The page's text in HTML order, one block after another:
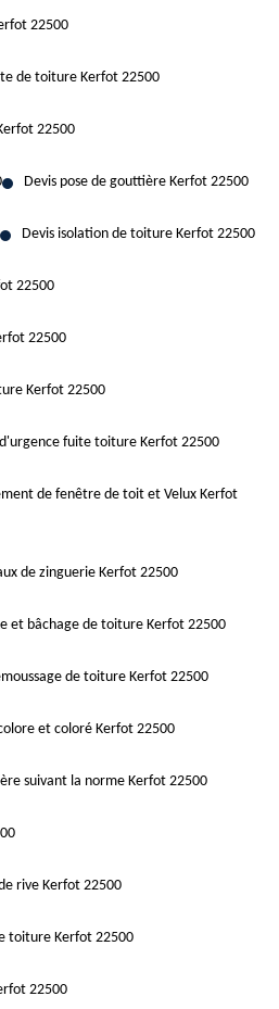
22500
de toiture Kerfot 22500
22500
Devis pose de gouttière Kerfot 22500
Devis isolation de toiture Kerfot 22500
22500
22500
Kerfot 22500
fuite toiture Kerfot 22500
de fenêtre de toit et Velux Kerfot
de zinguerie Kerfot 22500
et bâchage de toiture Kerfot 22500
de toiture Kerfot 22500
et coloré Kerfot 22500
suivant la norme Kerfot 22500
rive Kerfot 22500
toiture Kerfot 22500
22500